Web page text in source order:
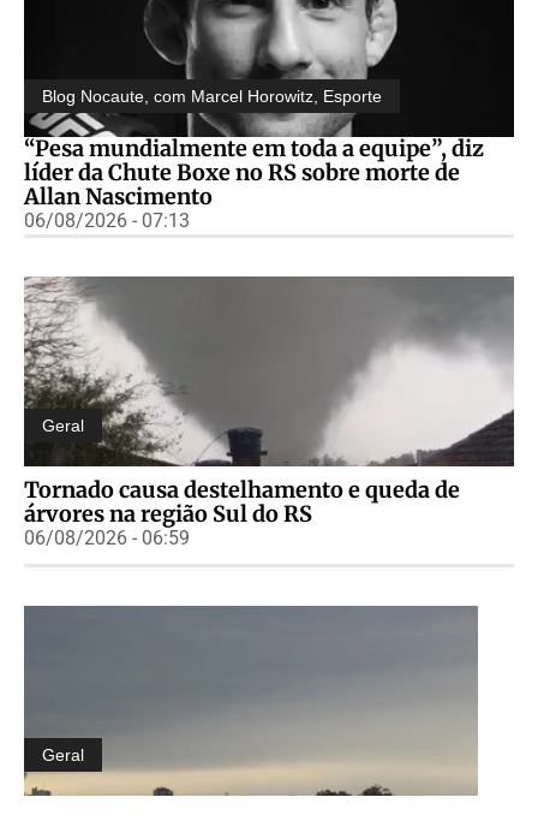
Blog Nocaute, com Marcel Horowitz Esporte
“Pesa mundialmente em toda a equipe”, diz
líder da Chute Boxe no RS sobre morte de
Allan Nascimento
06/08/2026 - 07:13
Geral
Tornado causa destelhamento e queda de
árvores na região Sul do RS
06/08/2026 - 06:59
Geral